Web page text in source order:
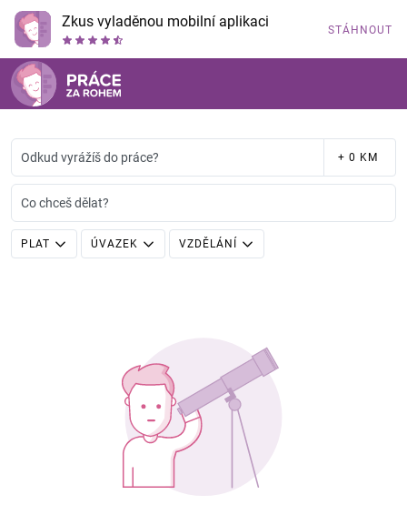
Zkus vyladěnou mobilní aplikaci STÁHNOUT
Odkud vyrážíš do práce? + 0 KM
Co chceš dělat?
PLAT ÚVAZEK VZDĚLÁNÍ